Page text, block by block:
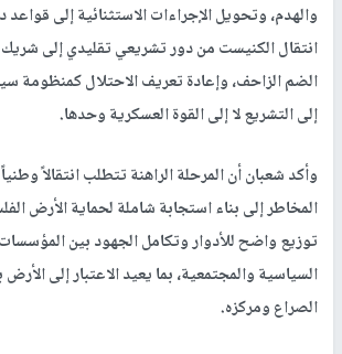
والهدم، وتحويل الإجراءات الاستثنائية إلى
انتقال الكنيست من دور تشريعي تقليدي إلى
الضم الزاحف، وإعادة تعريف الاحتلال كمنظومة
إلى التشريع لا إلى القوة العسكرية وحدها.
وأكد شعبان أن المرحلة الراهنة تتطلب انتقالاً
المخاطر إلى بناء استجابة شاملة لحماية الأرض
توزيع واضح للأدوار وتكامل الجهود بين
السياسية والمجتمعية، بما يعيد الاعتبار إلى
الصراع ومركزه.